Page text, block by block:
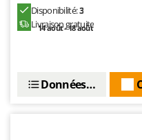
Disponibilité:3
Livraison gratuite
14 août - 18 août
Données